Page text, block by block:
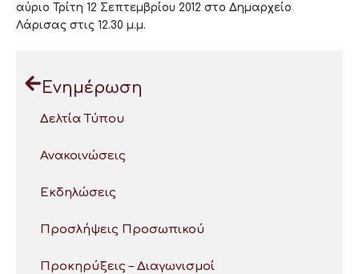
αύριο Τρίτη 12 Σεπτεμβρίου 2012 στο Δημαρχείο
Λάρισας στις 12.30 μ.μ.
Ενημέρωση
Δελτία Τύπου
Ανακοινώσεις
Εκδηλώσεις
Προσλήψεις Προσωπικού
Προκηρύξεις – Διαγωνισμοί